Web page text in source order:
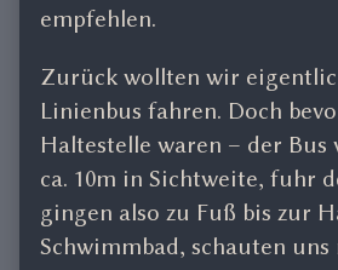
empfehlen.
Zurück wollten wir
Linienbus fahren. Doch
Haltestelle waren – der Bus
ca. 10m in Sichtweite, fuhr
gingen also zu Fuß bis zur
Schwimmbad, schauten uns